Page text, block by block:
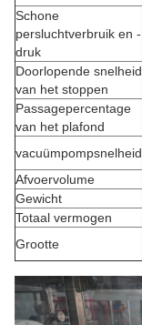
Schone
persluchtverbruik en -
druk
Doorlopende snelheid
van het stoppen
Passagepercentage
van het plafond
vacuümpompsnelheid
Afvoervolume
Gewicht
Totaal vermogen
Grootte